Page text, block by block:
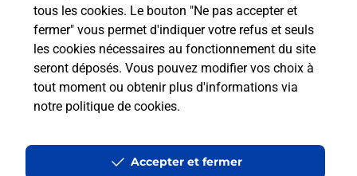
tous les cookies. Le bouton "Ne pas accepter et
fermer" vous permet d'indiquer votre refus et seuls
les cookies nécessaires au fonctionnement du site
seront déposés. Vous pouvez modifier vos choix à
tout moment ou obtenir plus d'informations via
notre politique de cookies.
Accepter et fermer
Localiser Liste Boîtes aux lettres Haute-Marne Aprey
Accessibilité : partiellement conforme